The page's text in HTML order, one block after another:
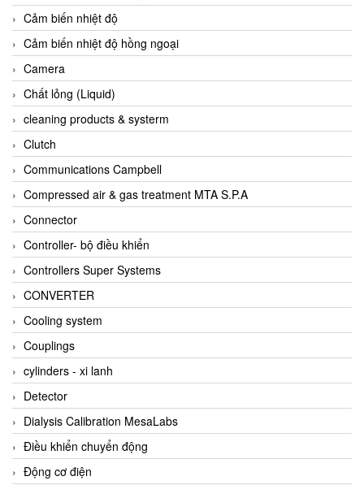
Aira Euro Automation
Airtac Vietnam
Airtec Vietnam
AI-Tek Vietnam
Akerstroms Viet Nam
AKO Armaturen & Separationstechnik
AKO Armaturen & Separationstechnik Vietnam
AKUSENSE
ALA OFFICINE SPA
Albrecht-Automatik Viet Nam
Allen Bradley Vietnam
Alpha Moisture Vietnam
Alpha-Achem Vietnam
Alphino
ALRE-IT Vietnam
Altech
Amarillo Gear
Ametek
AMPTRON Vietnam
Cảm biến nhiệt độ
Cảm biến nhiệt độ hồng ngoại
Camera
Chất lỏng (Liquid)
cleaning products & systerm
Clutch
Communications Campbell
Compressed air & gas treatment MTA S.P.A
Connector
Controller- bộ điều khiển
Controllers Super Systems
CONVERTER
Cooling system
Couplings
cylinders - xi lanh
Detector
Dialysis Calibration MesaLabs
Điều khiển chuyển động
Động cơ điện